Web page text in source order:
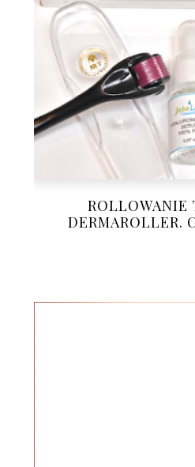
ROLLOWANIE
DERMAROLLER.